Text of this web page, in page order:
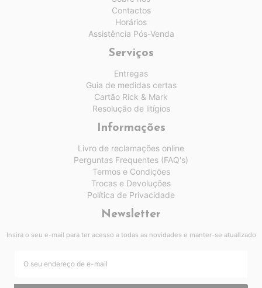
Contactos
Horários
Assistência Pós-Venda
Serviços
Entregas
Guia de medidas certas
Cartão Rick & Mark
Resolução de litígios
Informações
Livro de reclamações online
Perguntas Frequentes (FAQ's)
Termos e Condições
Trocas e Devoluções
Política de Privacidade
Newsletter
Insira o seu e-mail para ter acesso a todas as novidades e manter-se atualizado